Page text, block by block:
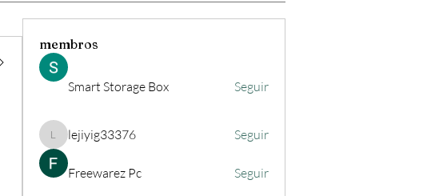
membros
Smart Storage Box Seguir
lejiyig33376
lejiyig33376 Seguir
Freewarez Pc Seguir